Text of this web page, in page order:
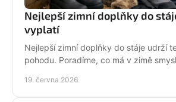
Nejlepší zimní doplňky do
vyplatí
Nejlepší zimní doplňky do stáje udrží
pohodu. Poradíme, co má v zimě
19. června 2026